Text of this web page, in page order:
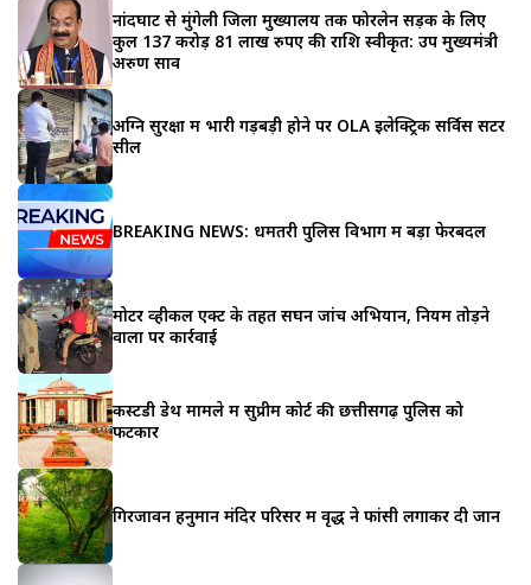
नांदघाट से मुंगेली जिला मुख्यालय तक फोरलेन सड़क के लिए
कुल 137 करोड़ 81 लाख रुपए की राशि स्वीकृत: उप मुख्यमंत्री
अरुण साव
अग्नि सुरक्षा में भारी गड़बड़ी होने पर OLA इलेक्ट्रिक सर्विस सेंटर
सील
BREAKING NEWS: धमतरी पुलिस विभाग में बड़ा फेरबदल
मोटर व्हीकल एक्ट के तहत सघन जांच अभियान, नियम तोड़ने
वालों पर कार्रवाई
कस्टडी डेथ मामले में सुप्रीम कोर्ट की छत्तीसगढ़ पुलिस को
फटकार
गिरजावन हनुमान मंदिर परिसर में वृद्ध ने फांसी लगाकर दी जान